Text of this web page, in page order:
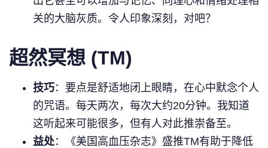
关的大脑灰质。令人印象深刻，对吧？
超然冥想 (TM)
技巧：要点是舒适地闭上眼睛，在心中默念个人
的咒语。每天两次，每次大约20分钟。我知道
这听起来可能很多，但有人对此推崇备至。
益处：《美国高血压杂志》盛推TM有助于降低